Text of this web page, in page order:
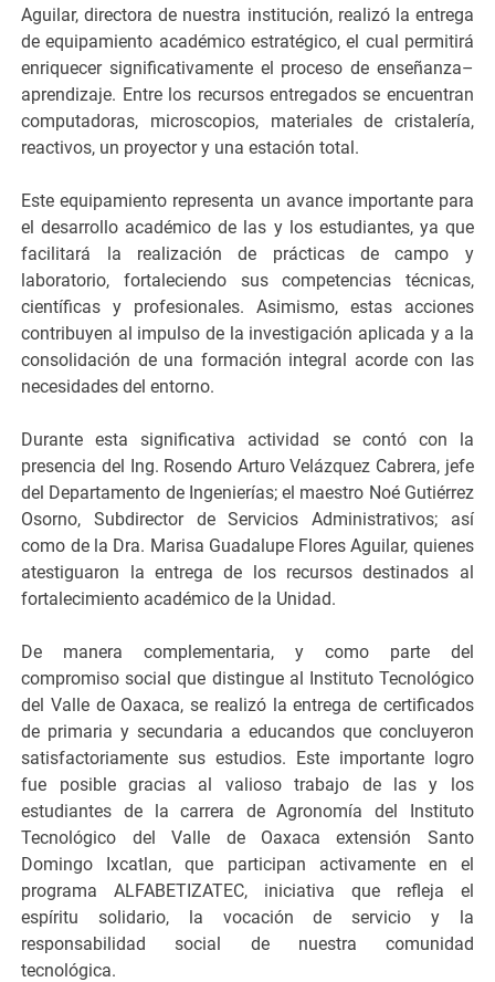
Aguilar, directora de nuestra institución, realizó la entrega
de equipamiento académico estratégico, el cual permitirá
enriquecer significativamente el proceso de enseñanza–
aprendizaje. Entre los recursos entregados se encuentran
computadoras, microscopios, materiales de cristalería,
reactivos, un proyector y una estación total.
Este equipamiento representa un avance importante para
el desarrollo académico de las y los estudiantes, ya que
facilitará la realización de prácticas de campo y
laboratorio, fortaleciendo sus competencias técnicas,
científicas y profesionales. Asimismo, estas acciones
contribuyen al impulso de la investigación aplicada y a la
consolidación de una formación integral acorde con las
necesidades del entorno.
Durante esta significativa actividad se contó con la
presencia del Ing. Rosendo Arturo Velázquez Cabrera, jefe
del Departamento de Ingenierías; el maestro Noé Gutiérrez
Osorno, Subdirector de Servicios Administrativos; así
como de la Dra. Marisa Guadalupe Flores Aguilar, quienes
atestiguaron la entrega de los recursos destinados al
fortalecimiento académico de la Unidad.
De manera complementaria, y como parte del
compromiso social que distingue al Instituto Tecnológico
del Valle de Oaxaca, se realizó la entrega de certificados
de primaria y secundaria a educandos que concluyeron
satisfactoriamente sus estudios. Este importante logro
fue posible gracias al valioso trabajo de las y los
estudiantes de la carrera de Agronomía del Instituto
Tecnológico del Valle de Oaxaca extensión Santo
Domingo Ixcatlan, que participan activamente en el
programa ALFABETIZATEC, iniciativa que refleja el
espíritu solidario, la vocación de servicio y la
responsabilidad social de nuestra comunidad
tecnológica.